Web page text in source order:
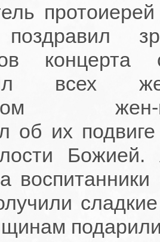
всех
жен-
об их
воспитанники